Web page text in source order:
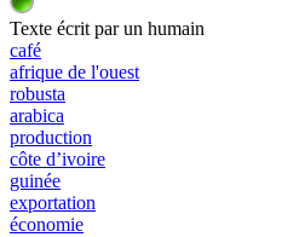
Texte écrit par un humain
café
afrique de l'ouest
robusta
arabica
production
côte d’ivoire
guinée
exportation
économie